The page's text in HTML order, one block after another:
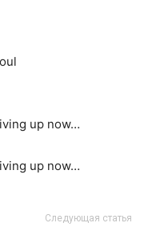
up now…
up now…
Следующая статья